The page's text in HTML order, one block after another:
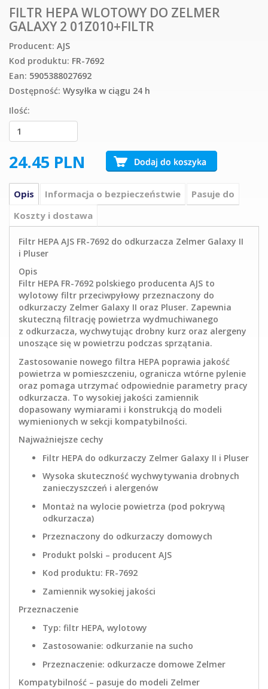
FILTR HEPA WLOTOWY DO ZELMER
GALAXY 2 01Z010+FILTR
Producent: AJS
Kod produktu: FR-7692
Ean: 5905388027692
Dostępność: Wysyłka w ciągu 24 h
Ilość:
24.45 PLN
Opis Informacja o bezpieczeństwie
Pasuje do
Koszty i dostawa
Filtr HEPA AJS FR-7692 do odkurzacza Zelmer Galaxy II
i Pluser
Opis
Filtr HEPA FR-7692 polskiego producenta AJS to
wylotowy filtr przeciwpyłowy przeznaczony do
odkurzaczy Zelmer Galaxy II oraz Pluser. Zapewnia
skuteczną filtrację powietrza wydmuchiwanego
z odkurzacza, wychwytując drobny kurz oraz alergeny
unoszące się w powietrzu podczas sprzątania.
Zastosowanie nowego filtra HEPA poprawia jakość
powietrza w pomieszczeniu, ogranicza wtórne pylenie
oraz pomaga utrzymać odpowiednie parametry pracy
odkurzacza. To wysokiej jakości zamiennik
dopasowany wymiarami i konstrukcją do modeli
wymienionych w sekcji kompatybilności.
Najważniejsze cechy
Filtr HEPA do odkurzaczy Zelmer Galaxy II i Pluser
Wysoka skuteczność wychwytywania drobnych
zanieczyszczeń i alergenów
Montaż na wylocie powietrza (pod pokrywą
odkurzacza)
Przeznaczony do odkurzaczy domowych
Produkt polski – producent AJS
Kod produktu: FR-7692
Zamiennik wysokiej jakości
Przeznaczenie
Typ: filtr HEPA, wylotowy
Zastosowanie: odkurzanie na sucho
Przeznaczenie: odkurzacze domowe Zelmer
Kompatybilność – pasuje do modeli Zelmer